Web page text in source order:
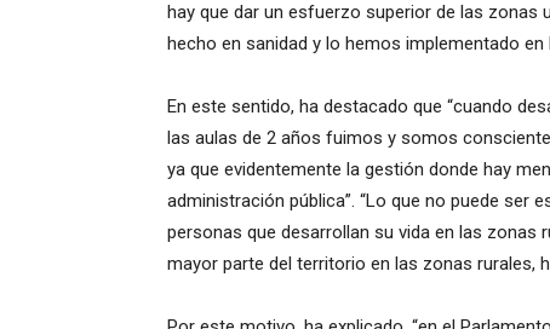
hay que dar un esfuerzo superior de las zonas
hecho en sanidad y lo hemos implementado en
En este sentido, ha destacado que “cuando
las aulas de 2 años fuimos y somos
ya que evidentemente la gestión donde hay
administración pública”. “Lo que no puede ser
personas que desarrollan su vida en las zonas
mayor parte del territorio en las zonas rurales,